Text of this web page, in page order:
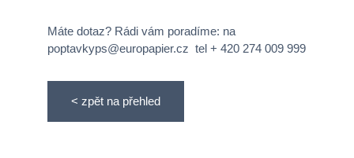
Máte dotaz? Rádi vám poradíme: na
poptavkyps@europapier.cz tel + 420 274 009 999
< zpět na přehled